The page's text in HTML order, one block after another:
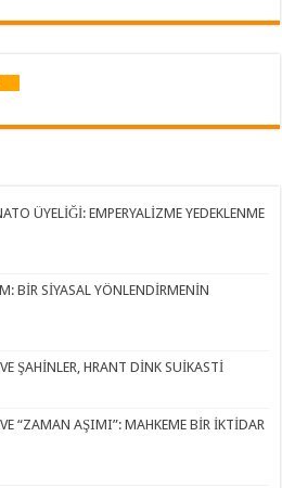
ÜYELİĞİ: EMPERYALİZME YEDEKLENME
BİR SİYASAL YÖNLENDİRMENİN
ŞAHİNLER, HRANT DİNK SUİKASTİ
“ZAMAN AŞIMI”: MAHKEME BİR İKTİDAR